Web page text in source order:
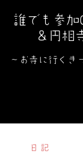
キ
誰でも参加
＆円相
～お寺に行くき
日記